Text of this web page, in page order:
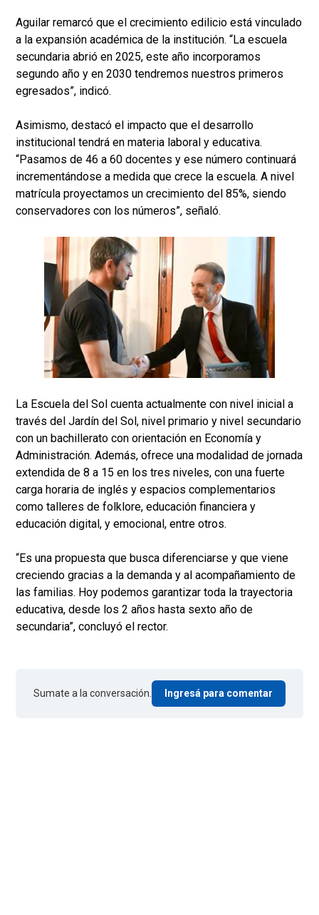
Aguilar remarcó que el crecimiento edilicio está vinculado
a la expansión académica de la institución. “La escuela
secundaria abrió en 2025, este año incorporamos
segundo año y en 2030 tendremos nuestros primeros
egresados”, indicó.
Asimismo, destacó el impacto que el desarrollo
institucional tendrá en materia laboral y educativa.
“Pasamos de 46 a 60 docentes y ese número continuará
incrementándose a medida que crece la escuela. A nivel
matrícula proyectamos un crecimiento del 85%, siendo
conservadores con los números”, señaló.
La Escuela del Sol cuenta actualmente con nivel inicial a
través del Jardín del Sol, nivel primario y nivel secundario
con un bachillerato con orientación en Economía y
Administración. Además, ofrece una modalidad de jornada
extendida de 8 a 15 en los tres niveles, con una fuerte
carga horaria de inglés y espacios complementarios
como talleres de folklore, educación financiera y
educación digital, y emocional, entre otros.
“Es una propuesta que busca diferenciarse y que viene
creciendo gracias a la demanda y al acompañamiento de
las familias. Hoy podemos garantizar toda la trayectoria
educativa, desde los 2 años hasta sexto año de
secundaria”, concluyó el rector.
Sumate a la conversación. Ingresá para comentar